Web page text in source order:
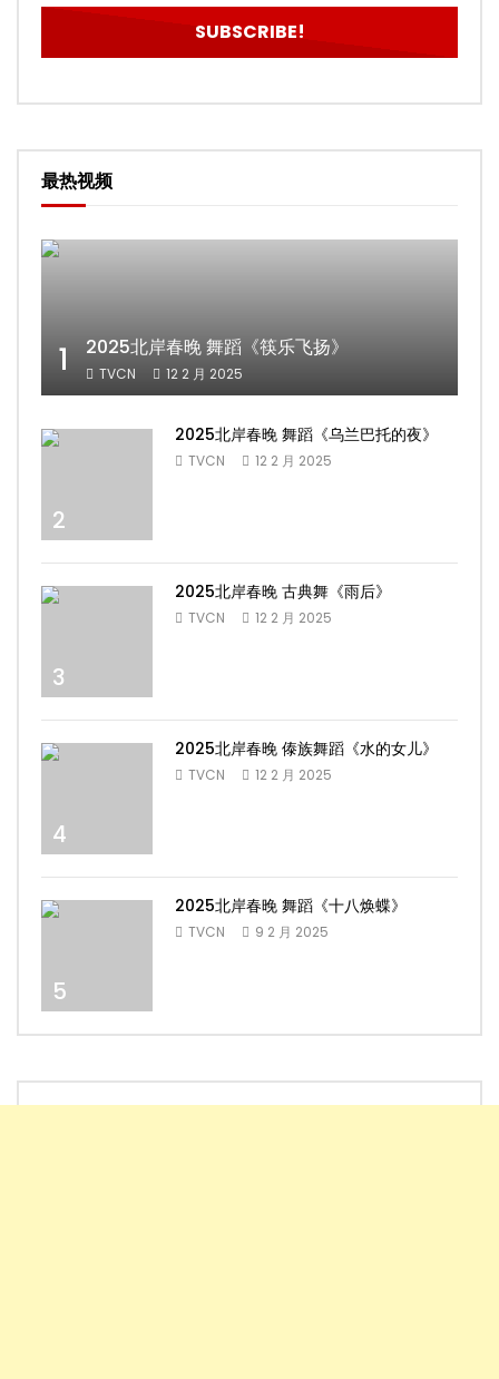
最热视频
1 2025北岸春晚 舞蹈《筷乐飞扬》
TVCN 12 2 月 2025
2
2025北岸春晚 舞蹈《乌兰巴托的夜》
TVCN 12 2 月 2025
3
2025北岸春晚 古典舞《雨后》
TVCN 12 2 月 2025
4
2025北岸春晚 傣族舞蹈《水的女儿》
TVCN 12 2 月 2025
5
2025北岸春晚 舞蹈《十八焕蝶》
TVCN 9 2 月 2025